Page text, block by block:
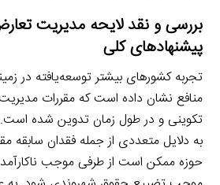
بررسی و نقد لایحه مدیریت
پیشنهادهای کلی
تجربه کشورهای بیشتر توسعه‌یافته در
منافع نشان داده است که مقررات
تکوینی و در طول زمان تدوین شده است.
به دلایل متعددی از جمله فقدان سابقه
حوزه ممکن است از طرفی موجب